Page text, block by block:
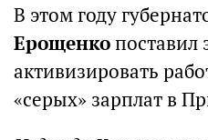
В этом году
Ерощенкопоставил
активизировать
«серых» зарплат в